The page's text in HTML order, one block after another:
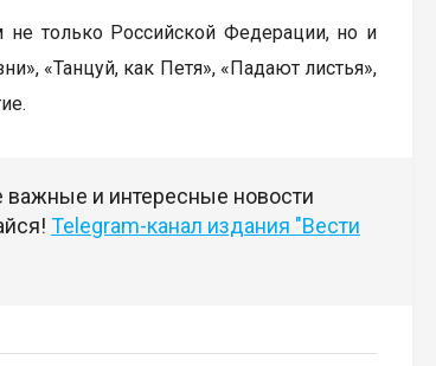
не только Российской Федерации, но и
«Танцуй, как Петя», «Падают листья»,
и интересные новости
Telegram-канал издания "Вести